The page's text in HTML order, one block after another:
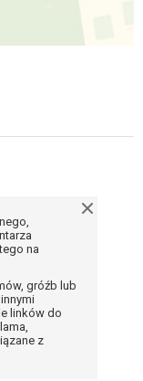
na
gróźb lub
linków do
z